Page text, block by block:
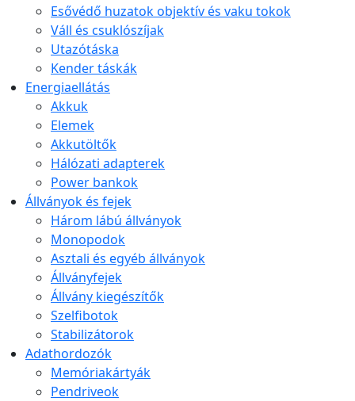
Esővédő huzatok objektív és vaku tokok
Váll és csuklószíjak
Utazótáska
Kender táskák
Energiaellátás
Akkuk
Elemek
Akkutöltők
Hálózati adapterek
Power bankok
Állványok és fejek
Három lábú állványok
Monopodok
Asztali és egyéb állványok
Állványfejek
Állvány kiegészítők
Szelfibotok
Stabilizátorok
Adathordozók
Memóriakártyák
Pendriveok